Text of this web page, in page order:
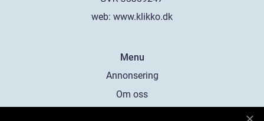
web: www.klikko.dk
Menu
Annonsering
Om oss